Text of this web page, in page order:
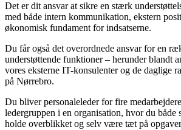
Det er dit ansvar at sikre en stærk
med både intern kommunikation, ekstern
økonomisk fundament for indsatserne.
Du får også det overordnede ansvar for en
understøttende funktioner – herunder blandt
vores eksterne IT-konsulenter og de daglige
på Nørrebro.
Du bliver personaleleder for fire
ledergruppen i en organisation, hvor du både
holde overblikket og selv være tæt på